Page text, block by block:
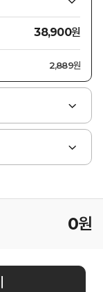
38,900원
2,889원
0원